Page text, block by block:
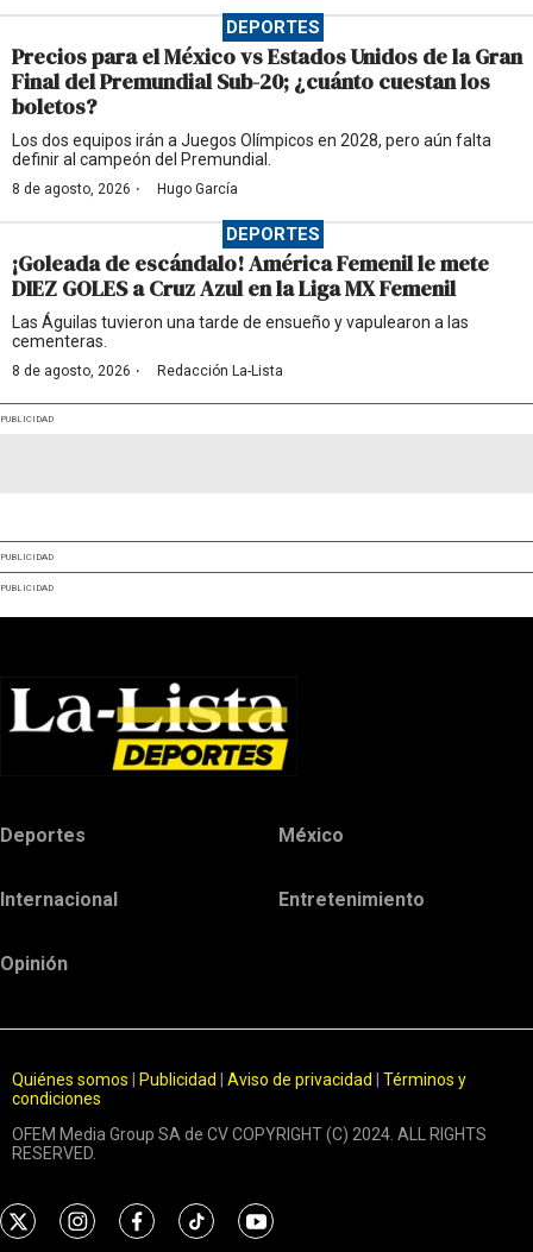
DEPORTES
Precios para el México vs Estados Unidos de la Gran
Final del Premundial Sub-20; ¿cuánto cuestan los
boletos?
Los dos equipos irán a Juegos Olímpicos en 2028, pero aún falta
definir al campeón del Premundial.
8 de agosto, 2026 · Hugo García
DEPORTES
¡Goleada de escándalo! América Femenil le mete
DIEZ GOLES a Cruz Azul en la Liga MX Femenil
Las Águilas tuvieron una tarde de ensueño y vapulearon a las
cementeras.
8 de agosto, 2026 · Redacción La-Lista
PUBLICIDAD
PUBLICIDAD
PUBLICIDAD
Deportes México
Internacional Entretenimiento
Opinión
Quiénes somos Publicidad Aviso de privacidad
Términos y
condiciones
OFEM Media Group SA de CV COPYRIGHT (C) 2024. ALL RIGHTS
RESERVED.
t
i
f
t
y